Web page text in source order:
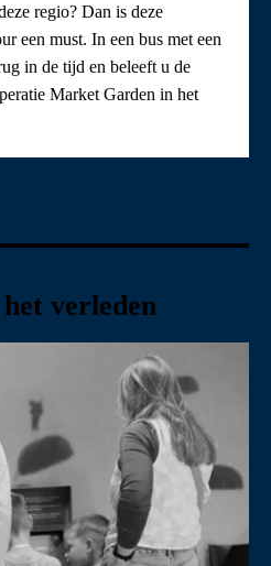
regio? Dan is deze
een must. In een bus met een
in de tijd en beleeft u de
Market Garden in het
verleden